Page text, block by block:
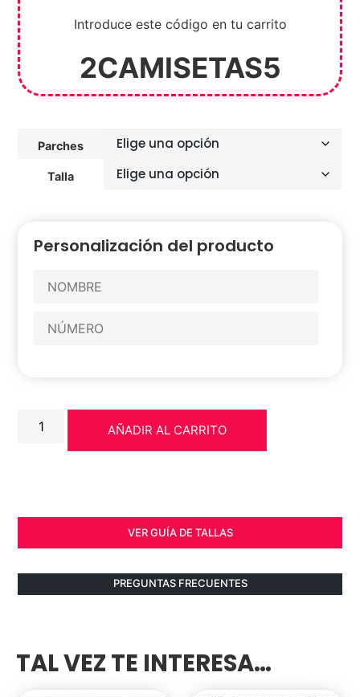
Introduce este código en tu carrito
2CAMISETAS5
Parches
Talla
Personalización del producto
AÑADIR AL CARRITO
VER GUÍA DE TALLAS
PREGUNTAS FRECUENTES
TAL VEZ TE INTERESA…